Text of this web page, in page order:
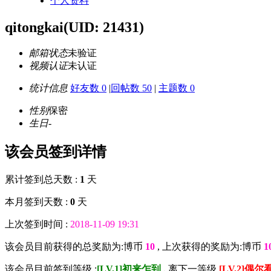
qitongkai(UID: 21431)
邮箱状态未验证
视频认证未认证
统计信息 好友数 0 |回帖数 50 | 主题数 0
性别保密
生日-
该会员签到详情
累计签到总天数 : 1 天
本月签到天数 : 0 天
上次签到时间 : 2018-11-09 19:31
该会员目前获得的总奖励为:博币 10 , 上次获得的奖励为:博币